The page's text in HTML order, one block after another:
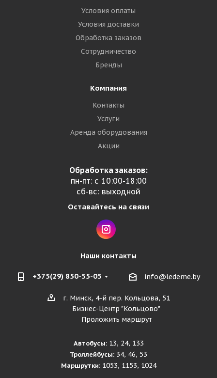
Условия оплаты
Условия доставки
Обработка заказов
Сотрудничество
Бренды
Компания
Контакты
Услуги
Аренда оборудования
Акции
Обработка заказов:
пн-пт: с 10:00-18:00
сб-вс: выходной
Оставайтесь на связи
Наши контакты
+375(29) 850-55-05 info@ledeme.by
г. Минск, 4-й пер. Кольцова, 51
Бизнес-Центр "Кольцово"
Проложить маршрут
Автобусы:13, 24, 133
Троллейбусы: 34, 46, 53
Маршрутки:1053, 1153, 1024